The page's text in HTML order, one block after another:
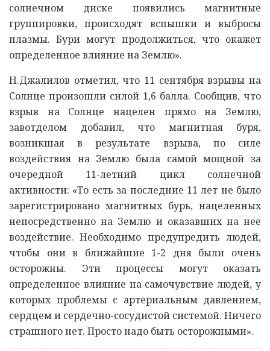
солнечном диске появились магнитные
группировки, происходят вспышки и выбросы
плазмы. Бури могут продолжиться, что окажет
определенное влияние на Землю».
Н.Джалилов отметил, что 11 сентября взрывы на
Солнце произошли силой 1,6 балла. Сообщив, что
взрыв на Солнце нацелен прямо на Землю,
завотделом добавил, что магнитная буря,
возникшая в результате взрыва, по силе
воздействия на Землю была самой мощной за
очередной 11-летний цикл солнечной
активности: «То есть за последние 11 лет не было
зарегистрировано магнитных бурь, нацеленных
непосредственно на Землю и оказавших на нее
воздействие. Необходимо предупредить людей,
чтобы они в ближайшие 1-2 дня были очень
осторожны. Эти процессы могут оказать
определенное влияние на самочувствие людей, у
которых проблемы с артериальным давлением,
сердцем и сердечно-сосудистой системой. Ничего
страшного нет. Просто надо быть осторожными».